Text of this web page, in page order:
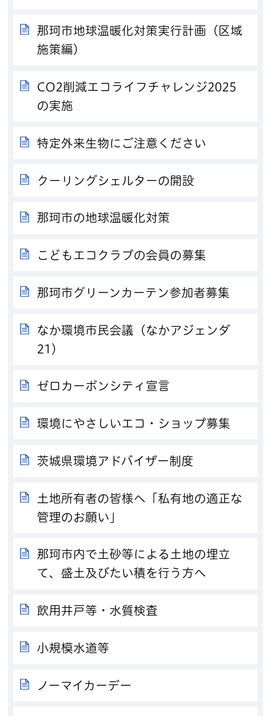
那珂市地球温暖化対策実行計画（区域
施策編）
CO2削減エコライフチャレンジ2025
の実施
特定外来生物にご注意ください
クーリングシェルターの開設
那珂市の地球温暖化対策
こどもエコクラブの会員の募集
那珂市グリーンカーテン参加者募集
なか環境市民会議（なかアジェンダ
21）
ゼロカーボンシティ宣言
環境にやさしいエコ・ショップ募集
茨城県環境アドバイザー制度
土地所有者の皆様へ「私有地の適正な
管理のお願い」
那珂市内で土砂等による土地の埋立
て、盛土及びたい積を行う方へ
飲用井戸等・水質検査
小規模水道等
ノーマイカーデー